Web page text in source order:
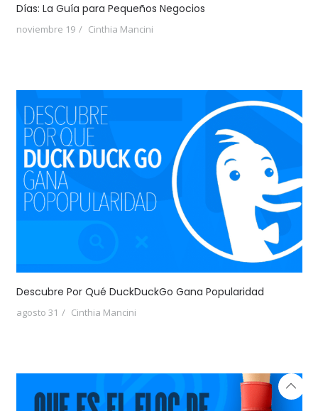
Días: La Guía para Pequeños Negocios
noviembre 19 Cinthia Mancini
Descubre Por Qué DuckDuckGo Gana Popularidad
agosto 31 Cinthia Mancini